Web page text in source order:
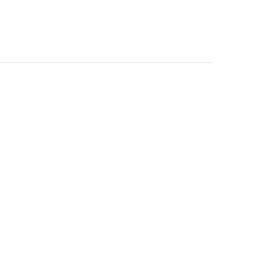
da WWE
de frases icónicas
Fight com arame farpado